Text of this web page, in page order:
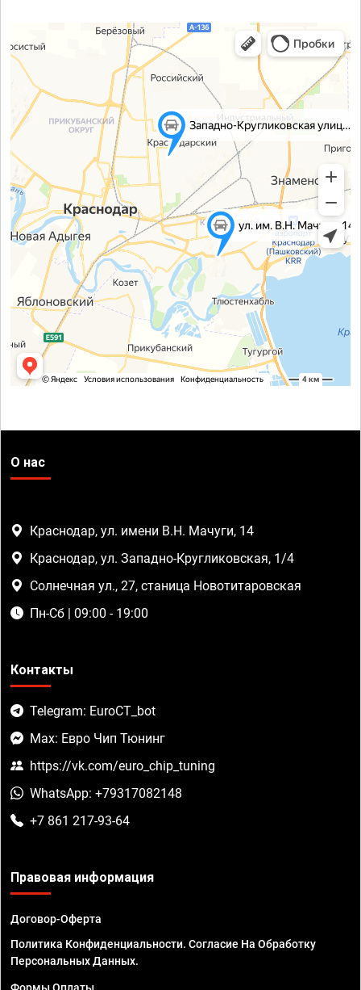
О нас
Краснодар, ул. имени В.Н. Мачуги, 14
Краснодар, ул. Западно-Кругликовская, 1/4
Солнечная ул., 27, станица Новотитаровская
Пн-Сб | 09:00 - 19:00
Контакты
Telegram: EuroCT_bot
Max: Евро Чип Тюнинг
https://vk.com/euro_chip_tuning
WhatsApp: +79317082148
+7 861 217-93-64
Правовая информация
Договор-Оферта
Политика Конфиденциальности. Согласие На Обработку
Персональных Данных.
Формы Оплаты